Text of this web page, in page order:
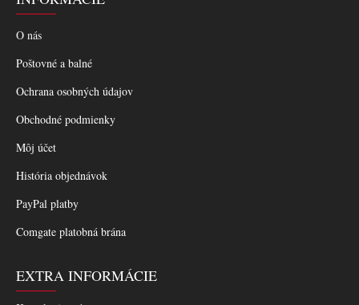
O nás
Poštovné a balné
Ochrana osobných údajov
Obchodné podmienky
Môj účet
História objednávok
PayPal platby
Comgate platobná brána
EXTRA INFORMÁCIE